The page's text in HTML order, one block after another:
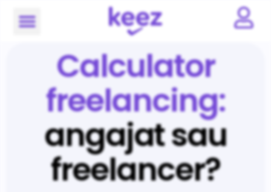
Calculator
freelancing:
angajat sau
freelancer?